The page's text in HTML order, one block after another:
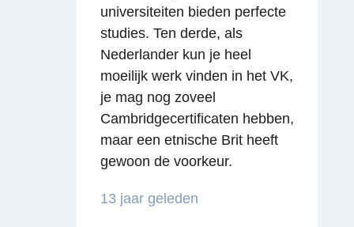
universiteiten bieden perfecte
studies. Ten derde, als
Nederlander kun je heel
moeilijk werk vinden in het VK,
je mag nog zoveel
Cambridgecertificaten hebben,
maar een etnische Brit heeft
gewoon de voorkeur.
13 jaar geleden